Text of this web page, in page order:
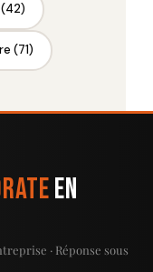
(71)
en
· Réponse sous